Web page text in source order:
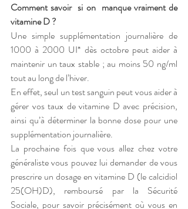
Comment savoir  si on  manque vraiment de
vitamine D ?
Une simple supplémentation journalière de
1000 à 2000 UI* dès octobre peut aider à
maintenir un taux stable ; au moins 50 ng/ml
tout au long de l’hiver.
En effet, seul un test sanguin peut vous aider à
gérer vos taux de vitamine D avec précision,
ainsi qu’à déterminer la bonne dose pour une
supplémentation journalière.
La prochaine fois que vous allez chez votre
généraliste vous pouvez lui demander de vous
prescrire un dosage en vitamine D (le calcidiol
25(OH)D), remboursé par la Sécurité
Sociale, pour savoir précisément où vous en